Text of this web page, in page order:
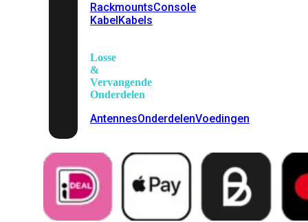
RackmountsConsole
KabelKabels
Losse
&
Vervangende
Onderdelen
AntennesOnderdelenVoedingen